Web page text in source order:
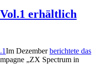
erhältlich
Im Dezemberberichtete das
„ZX Spectrum in